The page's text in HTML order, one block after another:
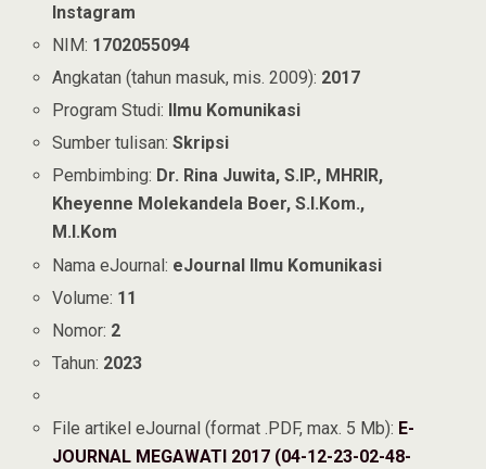
Instagram
NIM: 1702055094
Angkatan (tahun masuk, mis. 2009): 2017
Program Studi: Ilmu Komunikasi
Sumber tulisan:Skripsi
Pembimbing: Dr. Rina Juwita, S.IP., MHRIR,
Kheyenne Molekandela Boer, S.I.Kom.,
M.I.Kom
Nama eJournal: eJournal Ilmu Komunikasi
Volume: 11
Nomor: 2
Tahun: 2023
File artikel eJournal (format .PDF, max. 5 Mb): E-
JOURNAL MEGAWATI 2017 (04-12-23-02-48-